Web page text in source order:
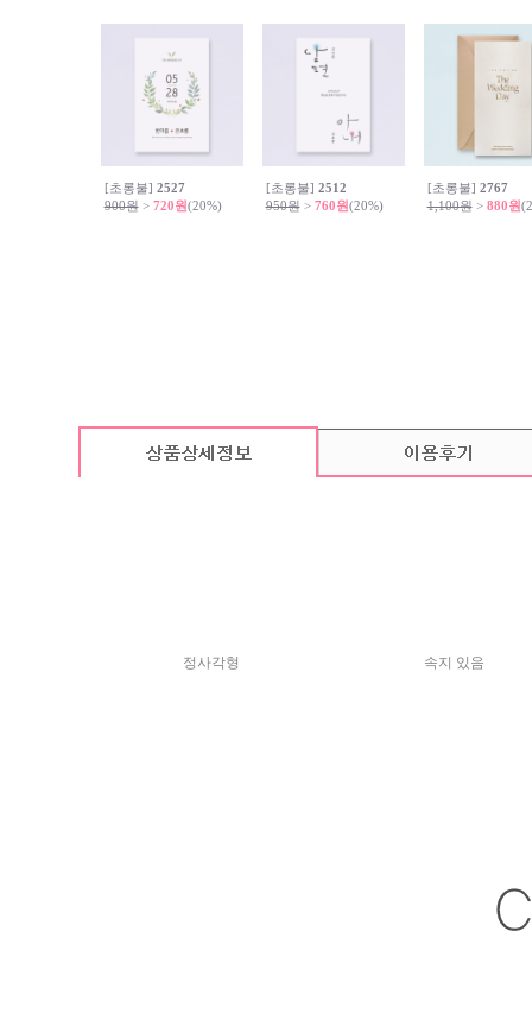
[초롱불] 2527
900원> 720원(20%)
[초롱불] 2512
950원> 760원(20%)
[초롱불] 2767
1,100원> 880원
카드 기본구성
(상품의 기본구성은 카드, 봉투, 스티커로 이루어져 있습니다. / 속지
정사각형 속지 있음